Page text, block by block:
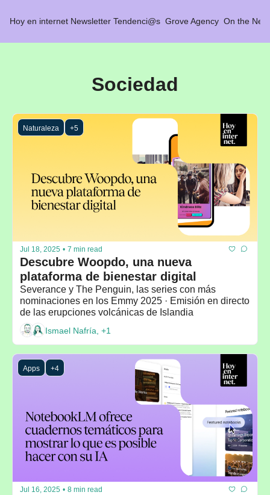
Hoy en internet Newsletter Tendenci@s Grove Agency On the Net
Sociedad
Naturaleza +5
Jul 18, 2025 • 7 min read
Descubre Woopdo, una nueva
plataforma de bienestar digital
Severance y The Penguin, las series con más
nominaciones en los Emmy 2025 · Emisión en directo
de las erupciones volcánicas de Islandia
Ismael Nafría, +1
Apps +4
Jul 16, 2025 • 8 min read